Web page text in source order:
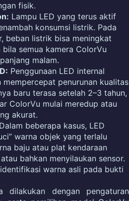
fisik.
Lampu LED yang terus aktif
konsumsi listrik. Pada
beban listrik bisa meningkat
semua kamera ColorVu
malam.
Penggunaan LED internal
mempercepat penurunan kualitas
baru terasa setelah 2–3 tahun,
ColorVu mulai meredup atau
akurat.
Dalam beberapa kasus, LED
warna objek yang terlalu
baju atau plat kendaraan
bahkan menyilaukan sensor.
warna asli pada bukti
dilakukan dengan pengaturan